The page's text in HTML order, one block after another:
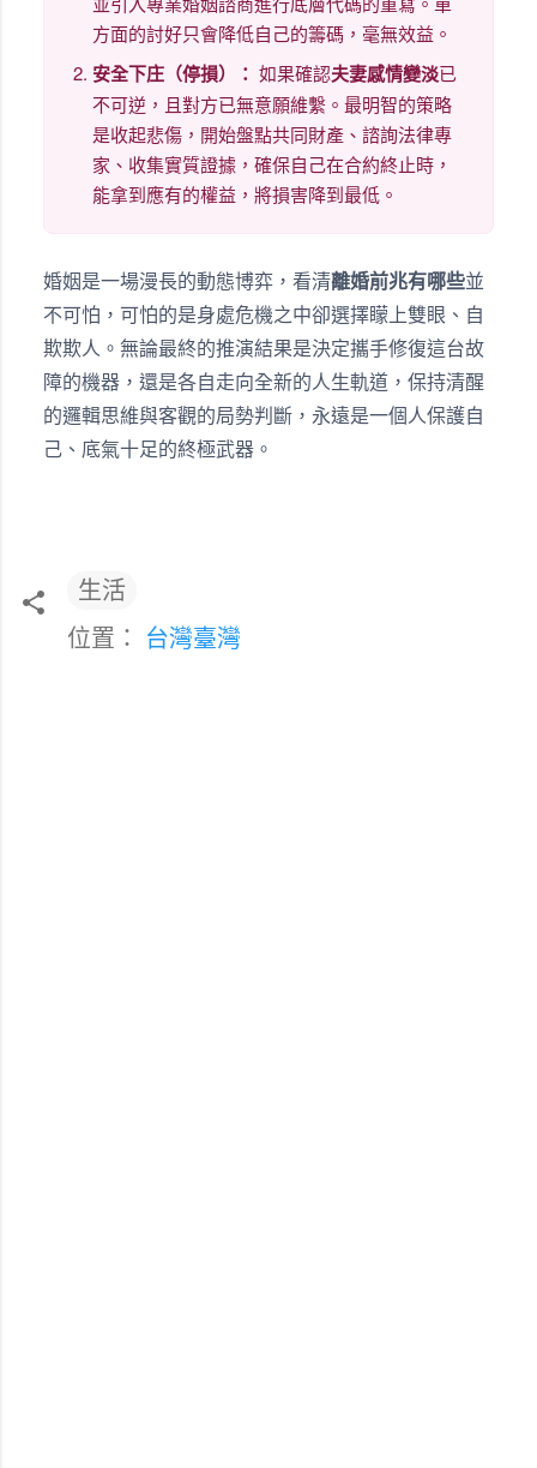
方面的討好只會降低自己的籌碼，毫無效益。
安全下庄（停損）： 如果確認夫妻感情變淡已
不可逆，且對方已無意願維繫。最明智的策略
是收起悲傷，開始盤點共同財產、諮詢法律專
家、收集實質證據，確保自己在合約終止時，
能拿到應有的權益，將損害降到最低。
婚姻是一場漫長的動態博弈，看清離婚前兆有哪些並
不可怕，可怕的是身處危機之中卻選擇矇上雙眼、自
欺欺人。無論最終的推演結果是決定攜手修復這台故
障的機器，還是各自走向全新的人生軌道，保持清醒
的邏輯思維與客觀的局勢判斷，永遠是一個人保護自
己、底氣十足的終極武器。
生活
位置： 台灣臺灣